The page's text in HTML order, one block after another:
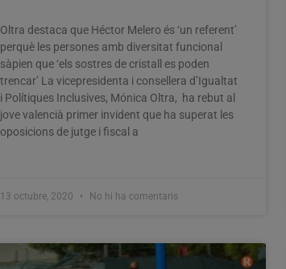
Oltra destaca que Héctor Melero és ‘un referent’
perquè les persones amb diversitat funcional
sàpien que ‘els sostres de cristall es poden
trencar’ La vicepresidenta i consellera d’Igualtat
i Polítiques Inclusives, Mónica Oltra, ha rebut al
jove valencià primer invident que ha superat les
oposicions de jutge i fiscal a
13 octubre, 2020 No hi ha comentaris